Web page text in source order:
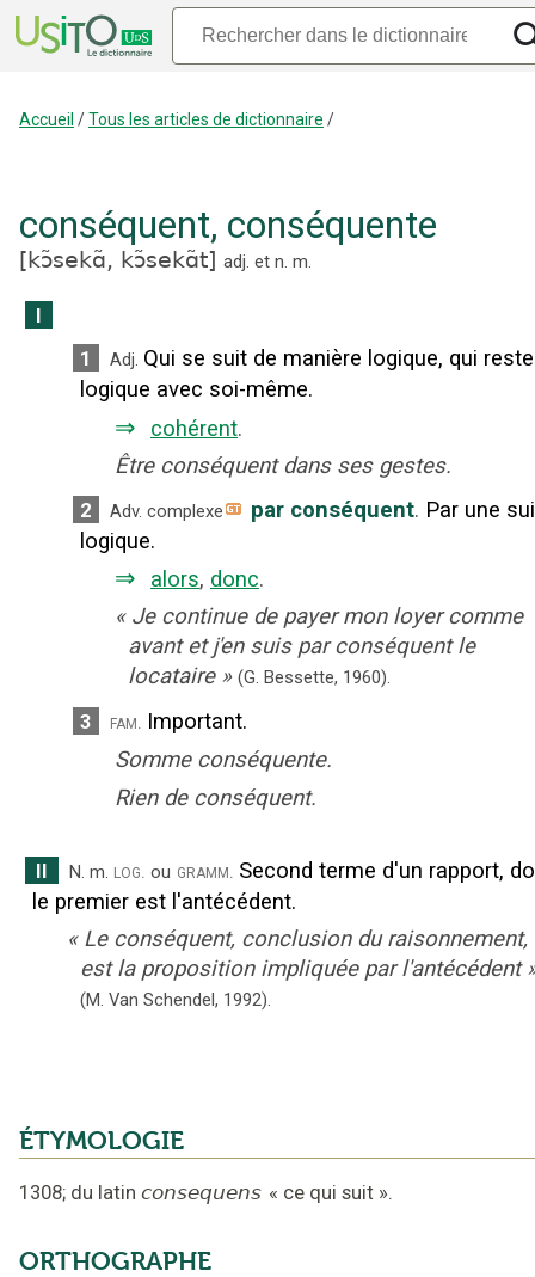
Accueil /Tous les articles de dictionnaire /
conséquent, conséquente
[kɔ̃sekɑ̃, kɔ̃sekɑ̃t] adj. et n. m.
I
1
Adj. Qui se suit de manière logique, qui reste
logique avec soi-même.
⇒ cohérent.
Être conséquent dans ses gestes.
2 Adv. complexe par conséquent. Par une
logique.
⇒ alors, donc.
« Je continue de payer mon loyer comme
avant et j'en suis par conséquent le
locataire » (G. Bessette, 1960).
3 fam. Important.
Somme conséquente.
Rien de conséquent.
II N. m. log. ou gramm. Second terme d'un rapport,
le premier est l'antécédent.
« Le conséquent, conclusion du raisonnement,
est la proposition impliquée par l'antécédent
(M. Van Schendel, 1992).
ÉTYMOLOGIE
1308; du latin consequens « ce qui suit ».
ORTHOGRAPHE